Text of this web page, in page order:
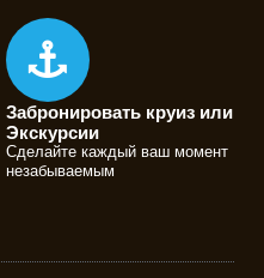
Забронировать круиз или
Экскурсии
Сделайте каждый ваш момент
незабываемым